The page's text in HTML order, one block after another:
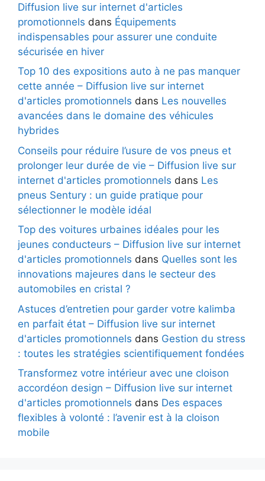
Diffusion live sur internet d'articles
promotionnels dans Équipements
indispensables pour assurer une conduite
sécurisée en hiver
Top 10 des expositions auto à ne pas manquer
cette année – Diffusion live sur internet
d'articles promotionnels dans Les nouvelles
avancées dans le domaine des véhicules
hybrides
Conseils pour réduire l’usure de vos pneus et
prolonger leur durée de vie – Diffusion live sur
internet d'articles promotionnels dans Les
pneus Sentury : un guide pratique pour
sélectionner le modèle idéal
Top des voitures urbaines idéales pour les
jeunes conducteurs – Diffusion live sur internet
d'articles promotionnels dans Quelles sont les
innovations majeures dans le secteur des
automobiles en cristal ?
Astuces d’entretien pour garder votre kalimba
en parfait état – Diffusion live sur internet
d'articles promotionnels dans Gestion du stress
: toutes les stratégies scientifiquement fondées
Transformez votre intérieur avec une cloison
accordéon design – Diffusion live sur internet
d'articles promotionnels dans Des espaces
flexibles à volonté : l’avenir est à la cloison
mobile